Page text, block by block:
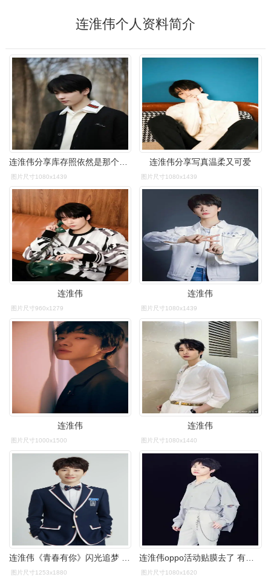
连淮伟个人资料简介
图片尺寸1080x1439
连淮伟分享写真温柔又可爱
图片尺寸1080x1439
连淮伟
图片尺寸960x1279
连淮伟
图片尺寸1080x1439
连淮伟
图片尺寸1000x1500
连淮伟
图片尺寸1080x1440
图片尺寸1253x1880 图片尺寸1080x1620